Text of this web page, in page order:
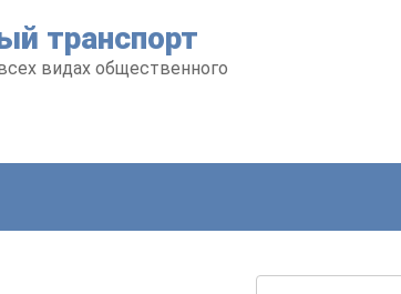
транспорт
видах общественного